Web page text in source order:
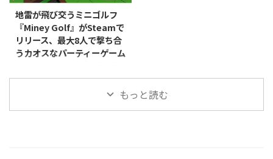
す。 本作は、不気味な屋敷に閉
じ込められた主人公が脱出方法を
探る、一人称視点の脱出ホラーゲ
ームです。プレイヤーはパズルを
解きながら屋敷を探索し、徘徊す
「Wicked Nuns」の目を逃れて生
存を目指します。死は単なるゲー
を細部まで観察し、通常の光景に
紛れ込んだ"アベレーション（異
地雷が飛び交うミニゴルフ
『Miney Golf』がSteamで
リリース、最大8人で撃ち合
うカオスなパーティーゲーム
するPC（Steam）向けカジュア
ルミニゴルフ戦略ゲーム『Mineyもっと読む